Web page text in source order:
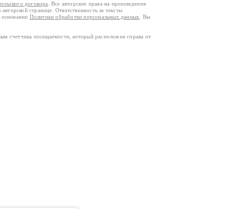
договора
. Все авторские права на произведения
странице. Ответственность за тексты
основании Политики обработки персональных данных
. Вы
счетчика посещаемости, который расположен справа от